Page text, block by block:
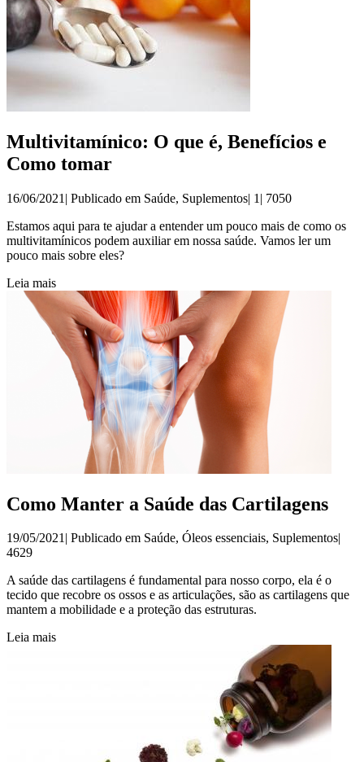
Multivitamínico: O que é, Benefícios e
Como tomar
16/06/2021| Publicado em Saúde, Suplementos| 1| 7050
Estamos aqui para te ajudar a entender um pouco mais de como os
multivitamínicos podem auxiliar em nossa saúde. Vamos ler um
pouco mais sobre eles?
Leia mais
Como Manter a Saúde das Cartilagens
19/05/2021| Publicado em Saúde, Óleos essenciais, Suplementos
4629
A saúde das cartilagens é fundamental para nosso corpo, ela é o
tecido que recobre os ossos e as articulações, são as cartilagens que
mantem a mobilidade e a proteção das estruturas.
Leia mais